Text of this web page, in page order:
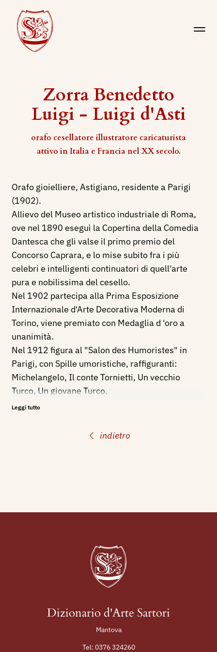
Zorra Benedetto
Luigi - Luigi d'Asti
orafo cesellatore illustratore caricaturista
attivo in Italia e Francia nel XX secolo.
indietro
Orafo gioielliere, Astigiano, residente a Parigi
(1902).
Allievo del Museo artistico industriale di Roma,
ove nel 1890 eseguì la Copertina della Comedia
Dantesca che gli valse il primo premio del
Concorso Caprara, e lo mise subito fra i più
celebri e intelligenti continuatori di quell'arte
pura e nobilissima del cesello.
Nel 1902 partecipa alla Prima Esposizione
Internazionale d'Arte Decorativa Moderna di
Torino, viene premiato con Medaglia d 'oro a
unanimità.
Nel 1912 figura al "Salon des Humoristes" in
Parigi, con Spille umoristiche, raffiguranti:
Michelangelo, Il conte Tornietti, Un vecchio
Turco, Un giovane Turco.
Bibliografia:
des Humoristes" in Parigi, Italia!, periodico
Leggi tutto
Dizionario d'Arte Sartori
Mantova
Tel: 0376 324260